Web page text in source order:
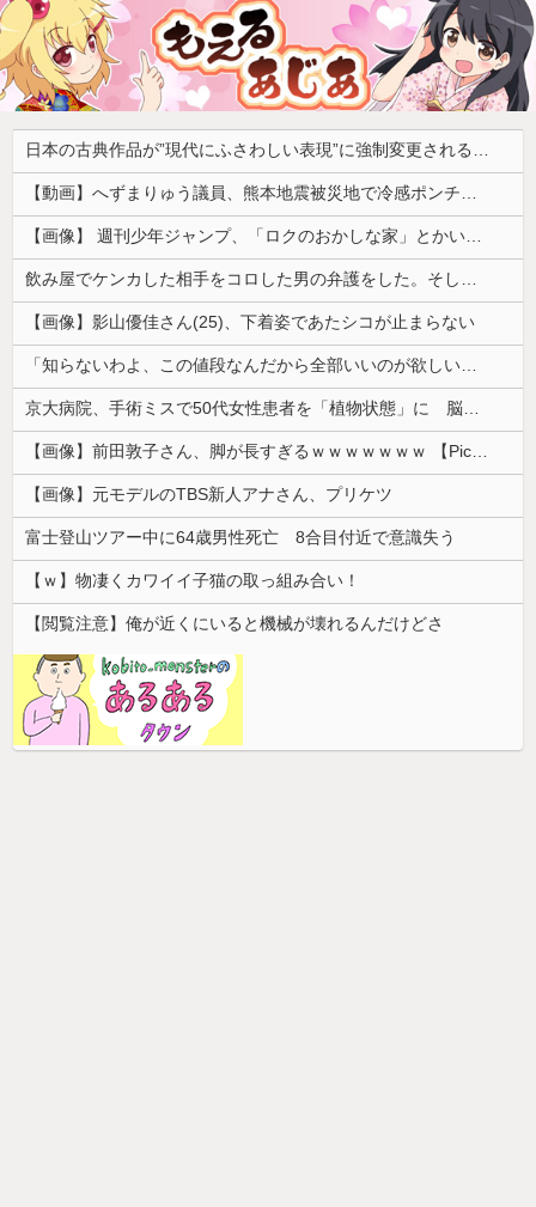
日本の古典作品が”現代にふさわしい表現”に強制変更される事態が進行中、今の価値観に照らせば……
【動画】へずまりゅう議員、熊本地震被災地で冷感ポンチョ配布 → 被災民の衝撃の反応がコチラ → ｗｗｗｗｗｗｗｗｗｗｗｗｗｗｗｗ
【画像】 週刊少年ジャンプ、「ロクのおかしな家」とかいう微妙な漫画を巻頭カラーにしたせいで100万部切る
飲み屋でケンカした相手をコロした男の弁護をした。そして数年後、因果応報を思わせる出来事が…
【画像】影山優佳さん(25)、下着姿であたシコが止まらない
「知らないわよ、この値段なんだから全部いいのが欲しいの」イチゴ売り場で言い返された話
京大病院、手術ミスで50代女性患者を「植物状態」に 脳腫瘍摘出手術で腫瘍の無い部位を摘出してしまう
【画像】前田敦子さん、脚が長すぎるｗｗｗｗｗｗｗ 【Pickup07091615】
【画像】元モデルのTBS新人アナさん、プリケツ
富士登山ツアー中に64歳男性死亡 8合目付近で意識失う
【ｗ】物凄くカワイイ子猫の取っ組み合い！
【閲覧注意】俺が近くにいると機械が壊れるんだけどさ